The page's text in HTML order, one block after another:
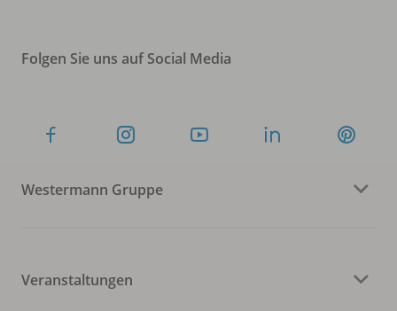
Folgen Sie uns auf Social Media
Westermann Gruppe
Veranstaltungen